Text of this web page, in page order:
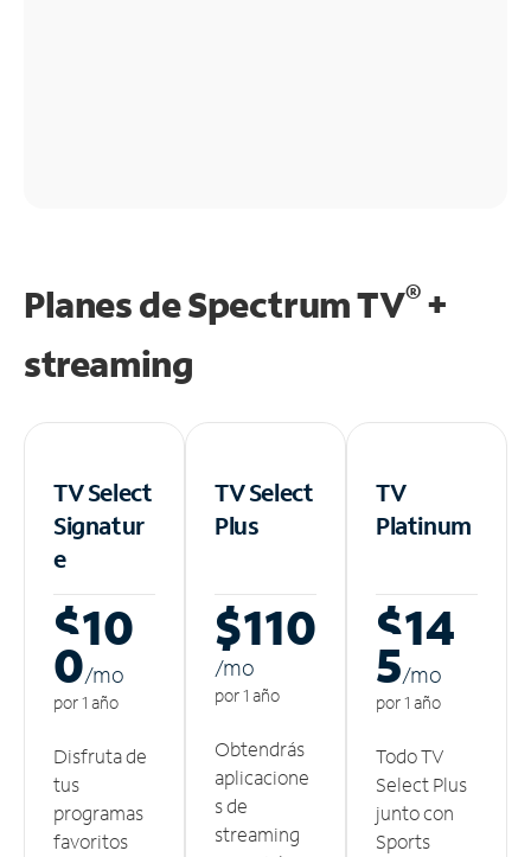
Planes de Spectrum TV®+
streaming
TV Select
Signatur
e
$10
0/mo
por 1 año
Disfruta de
tus
programas
favoritos
TV Select
Plus
$110
/mo
por 1 año
Obtendrás
aplicacione
s de
streaming
TV
Platinum
$14
5/mo
por 1 año
Todo TV
Select Plus
junto con
Sports